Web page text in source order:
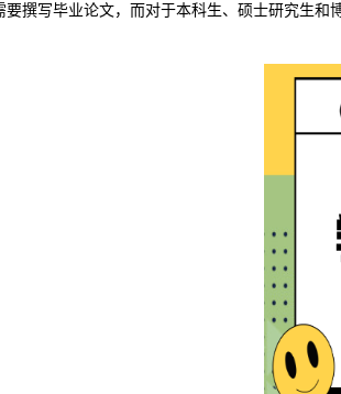
要撰写毕业论文，而对于本科生、硕士研究生